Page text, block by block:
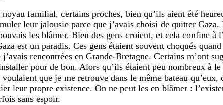
familial, certains proches, bien qu’ils aient été
leur jalousie parce que j’avais choisi de quitter Gaza.
les blâmer. Bien des gens croient, et cela confine à
est un paradis. Ces gens étaient souvent choqués
rencontrées en Grande-Bretagne. Certains m’ont
pour de bon. Alors qu’ils étaient peu nombreux à
que je me retrouve dans le même bateau qu’eux,
leur propre existence. On ne peut les en blâmer :
sans espoir.